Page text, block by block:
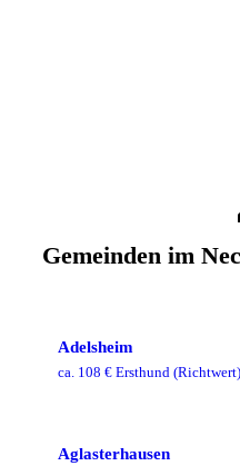
Gemeinden im
Adelsheim
ca. 108 € Ersthund (Richtwert)
Aglasterhausen